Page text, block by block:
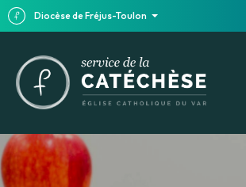
Diocèse de Fréjus-Toulon